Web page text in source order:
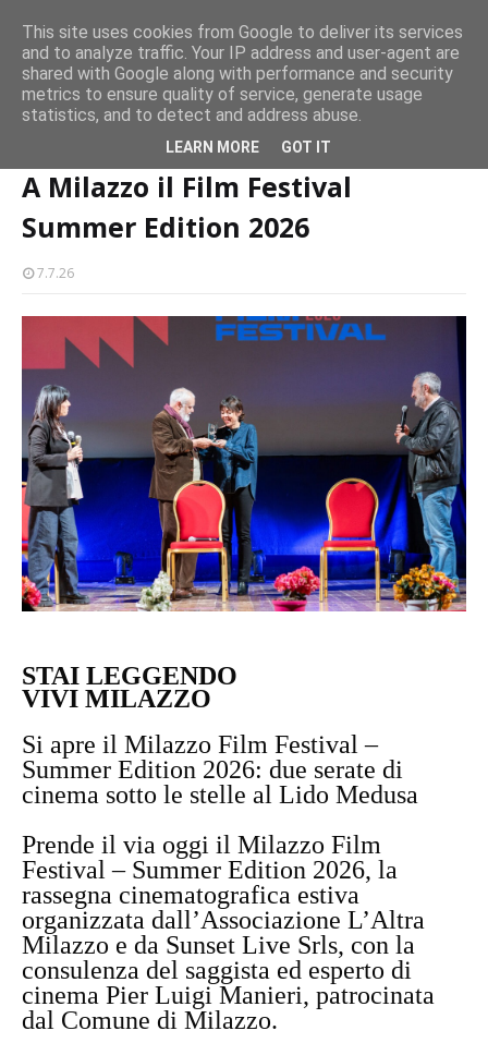
Milazzo 28ª Sagra del Pesce a Vaccarella: il programma
EVENTI
A Milazzo il Film Festival Summer Edition 2026
A Milazzo il Film Festival
Summer Edition 2026
7.7.26
STAI LEGGENDO
VIVI MILAZZO
Si apre il Milazzo Film Festival –
Summer Edition 2026: due serate di
cinema sotto le stelle al Lido Medusa
Prende il via oggi il Milazzo Film
Festival – Summer Edition 2026, la
rassegna cinematografica estiva
organizzata dall’Associazione L’Altra
Milazzo e da Sunset Live Srls, con la
consulenza del saggista ed esperto di
cinema Pier Luigi Manieri, patrocinata
dal Comune di Milazzo.
This site uses cookies from Google to deliver its services
and to analyze traffic. Your IP address and user-agent are
shared with Google along with performance and security
metrics to ensure quality of service, generate usage
statistics, and to detect and address abuse.
LEARN MORE GOT IT